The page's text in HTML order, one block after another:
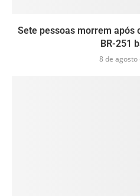
Sete pessoas morrem após
BR-251
8 de agosto